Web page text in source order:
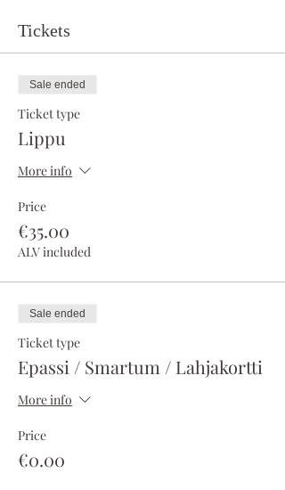
Tickets
Sale ended
Ticket type
Lippu
More info
Price
€35.00
ALV included
Sale ended
Ticket type
Epassi / Smartum / Lahjakortti
More info
Price
€0.00